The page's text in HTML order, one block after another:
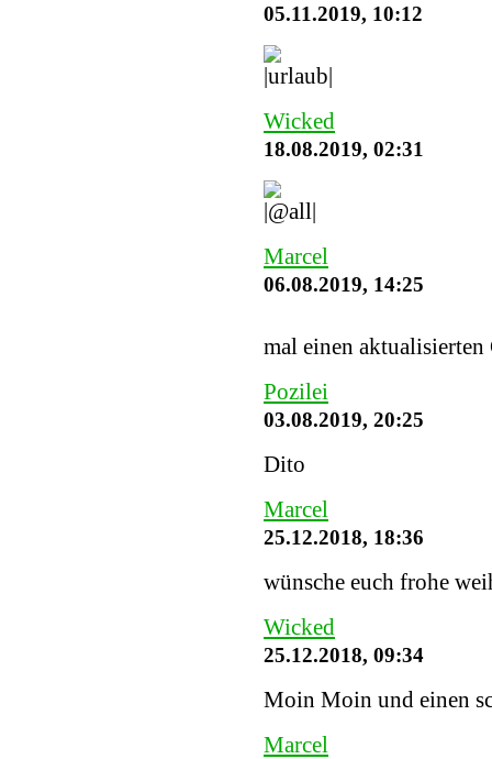
05.11.2019, 10:12
Wicked
18.08.2019, 02:31
Marcel
06.08.2019, 14:25
mal einen
Pozilei
03.08.2019, 20:25
Dito
Marcel
25.12.2018, 18:36
wünsche euch frohe
Wicked
25.12.2018, 09:34
Moin Moin und einen
Marcel